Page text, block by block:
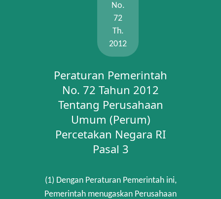
No.
72
Th.
2012
Peraturan Pemerintah
No. 72 Tahun 2012
Tentang Perusahaan
Umum (Perum)
Percetakan Negara RI
Pasal 3
(1) Dengan Peraturan Pemerintah ini,
Pemerintah menugaskan Perusahaan